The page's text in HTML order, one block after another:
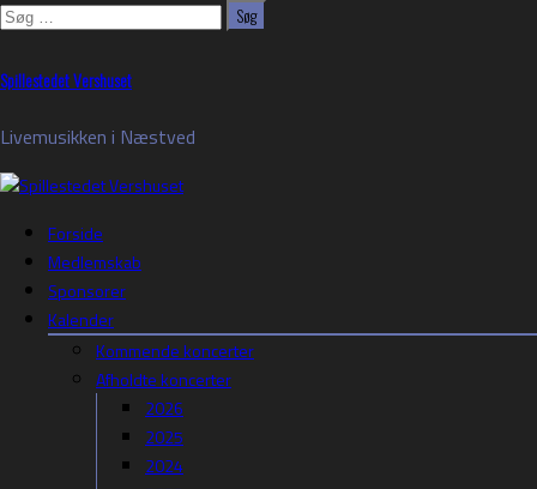
Søg
Skip
to
content
Spillestedet Vershuset
Livemusikken i Næstved
Forside
Medlemskab
Sponsorer
Kalender
Kommende koncerter
Afholdte koncerter
2026
2025
2024